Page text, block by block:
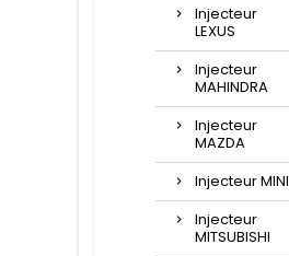
Injecteur
LEXUS
Injecteur
MAHINDRA
Injecteur
MAZDA
Injecteur MINI
Injecteur
MITSUBISHI